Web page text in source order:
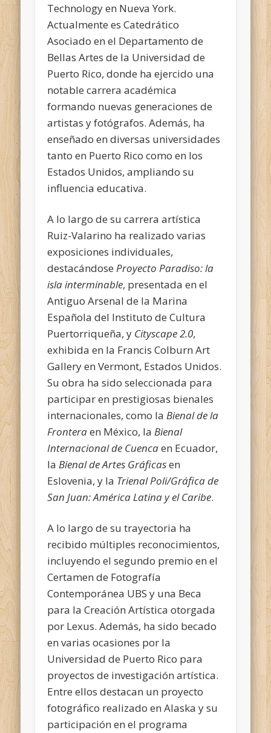
Technology en Nueva York.
Actualmente es Catedrático
Asociado en el Departamento de
Bellas Artes de la Universidad de
Puerto Rico, donde ha ejercido una
notable carrera académica
formando nuevas generaciones de
artistas y fotógrafos. Además, ha
enseñado en diversas universidades
tanto en Puerto Rico como en los
Estados Unidos, ampliando su
influencia educativa.
A lo largo de su carrera artística
Ruiz-Valarino ha realizado varias
exposiciones individuales,
destacándoseProyecto Paradiso: la
isla interminable, presentada en el
Antiguo Arsenal de la Marina
Española del Instituto de Cultura
Puertorriqueña, y Cityscape 2.0,
exhibida en la Francis Colburn Art
Gallery en Vermont, Estados Unidos.
Su obra ha sido seleccionada para
participar en prestigiosas bienales
internacionales, como laBienal de la
Fronteraen México, laBienal
Internacional de Cuencaen Ecuador,
laBienal de Artes Gráficasen
Eslovenia, y la Trienal Poli/Gráfica de
San Juan: América Latina y el Caribe.
A lo largo de su trayectoria ha
recibido múltiples reconocimientos,
incluyendo el segundo premio en el
Certamen de Fotografía
Contemporánea UBS y una Beca
para la Creación Artística otorgada
por Lexus. Además, ha sido becado
en varias ocasiones por la
Universidad de Puerto Rico para
proyectos de investigación artística.
Entre ellos destacan un proyecto
fotográfico realizado en Alaska y su
participación en el programa